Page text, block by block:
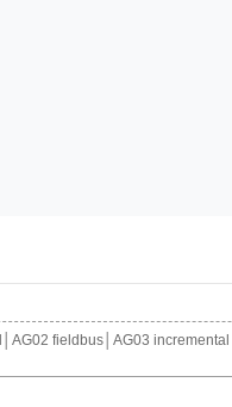
AG02 fieldbus AG03 incremental